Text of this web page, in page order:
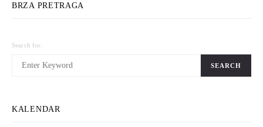
BRZA PRETRAGA
Search for:
SEARCH
KALENDAR